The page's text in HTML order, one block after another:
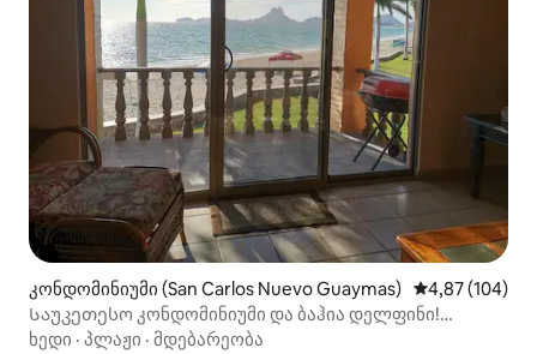
კონდომინიუმი (San Carlos Nuevo Guaymas) საშუალო
4,87 (104)
Საუკეთესო კონდომინიუმი და ბაჰია დელფინი!
Პირდაპირ სანაპიროზე!
ხედი · პლაჟი · მდებარეობა